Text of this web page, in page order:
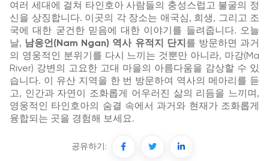
여러 세대에 걸쳐 타인호아 사람들의 충성스럽고 불굴의 정
신을 상징합니다. 이곳의 각 장소는 애국심, 희생, 그리고 조
국에 대한 굳건한 믿음에 대한 이야기를 들려줍니다. 오늘
날, 남응언(Nam Ngan) 역사 유적지 단지 를 방문하면 과거
의 영웅적인 분위기를 다시 느끼는 것뿐만 아니라, 마강(Ma
River) 강변의 고요한 고대 마을의 아름다움을 감상할 수 있
습니다. 이 유산 지역을 한 번 방문하여 역사의 메아리를 듣
고, 인간과 자연이 조화롭게 어우러진 삶의 리듬을 느끼며,
영웅적인 타인호아의 숨결 속에서 과거와 현재가 조화롭게
융합되는 곳을 경험해 보세요.
공유하기: